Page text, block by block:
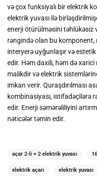
və çox funksiyalı bir elektrik
elektrik yuvası ilə
enerji ötürülməsini təhlükəsiz
rəngində olan bu komponent,
interyerə uyğunlaşır və
edir. Həm daxili, həm də
malikdir və elektrik
imkan verir. Quraşdırılması
kombinasiyası, istifadəçilərə
edir. Enerji səmərəliliyini
nəticələr təmin edir.
açar 2-li + 2 elektrik yuvası
elektrik açarı elektrik yuvası